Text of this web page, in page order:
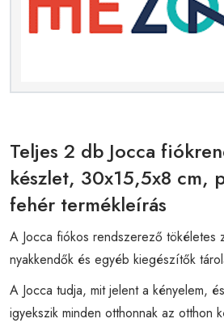
Teljes 2 db Jocca
készlet, 30x15,5x8 cm,
fehér termékleírás
A Jocca fiókos rendszerező tökéletes
nyakkendők és egyéb kiegészítők
A Jocca tudja, mit jelent a kényelem,
igyekszik minden otthonnak az otthon